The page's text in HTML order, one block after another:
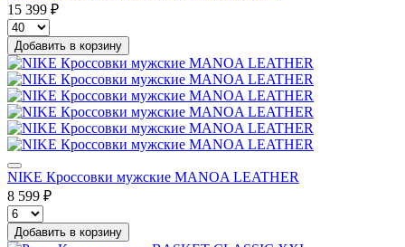
15 399 ₽
Добавить в корзину
NIKE Кроссовки мужские MANOA LEATHER
8 599 ₽
Добавить в корзину